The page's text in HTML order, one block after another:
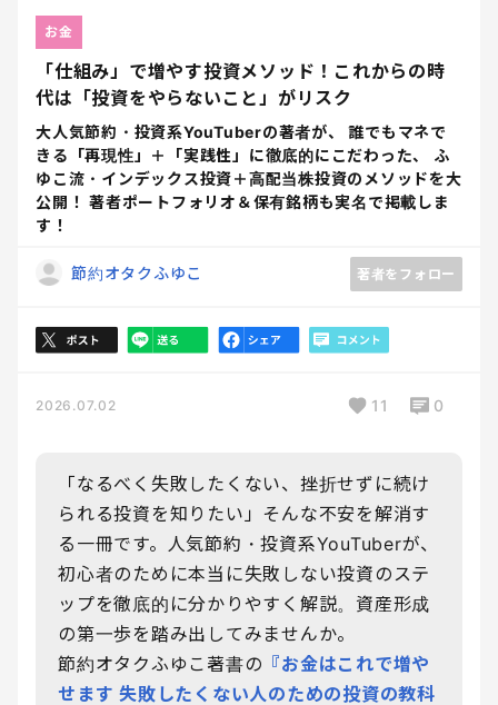
「仕組み」で増やす投資メソッド！これからの時
代は「投資をやらないこと」がリスク
大人気節約・投資系YouTuberの著者が、 誰でもマネで
きる「再現性」＋「実践性」に徹底的にこだわった、 ふ
ゆこ流・インデックス投資＋高配当株投資のメソッドを大
公開！ 著者ポートフォリオ＆保有銘柄も実名で掲載しま
す！
お金
節約オタクふゆこ 著者をフォロー
2026.07.02 11 0
「なるべく失敗したくない、挫折せずに続け
られる投資を知りたい」そんな不安を解消す
る一冊です。人気節約・投資系YouTuberが、
初心者のために本当に失敗しない投資のステ
ップを徹底的に分かりやすく解説。資産形成
の第一歩を踏み出してみませんか。
節約オタクふゆこ著書の 『お金はこれで増や
せます 失敗したくない人のための投資の教科